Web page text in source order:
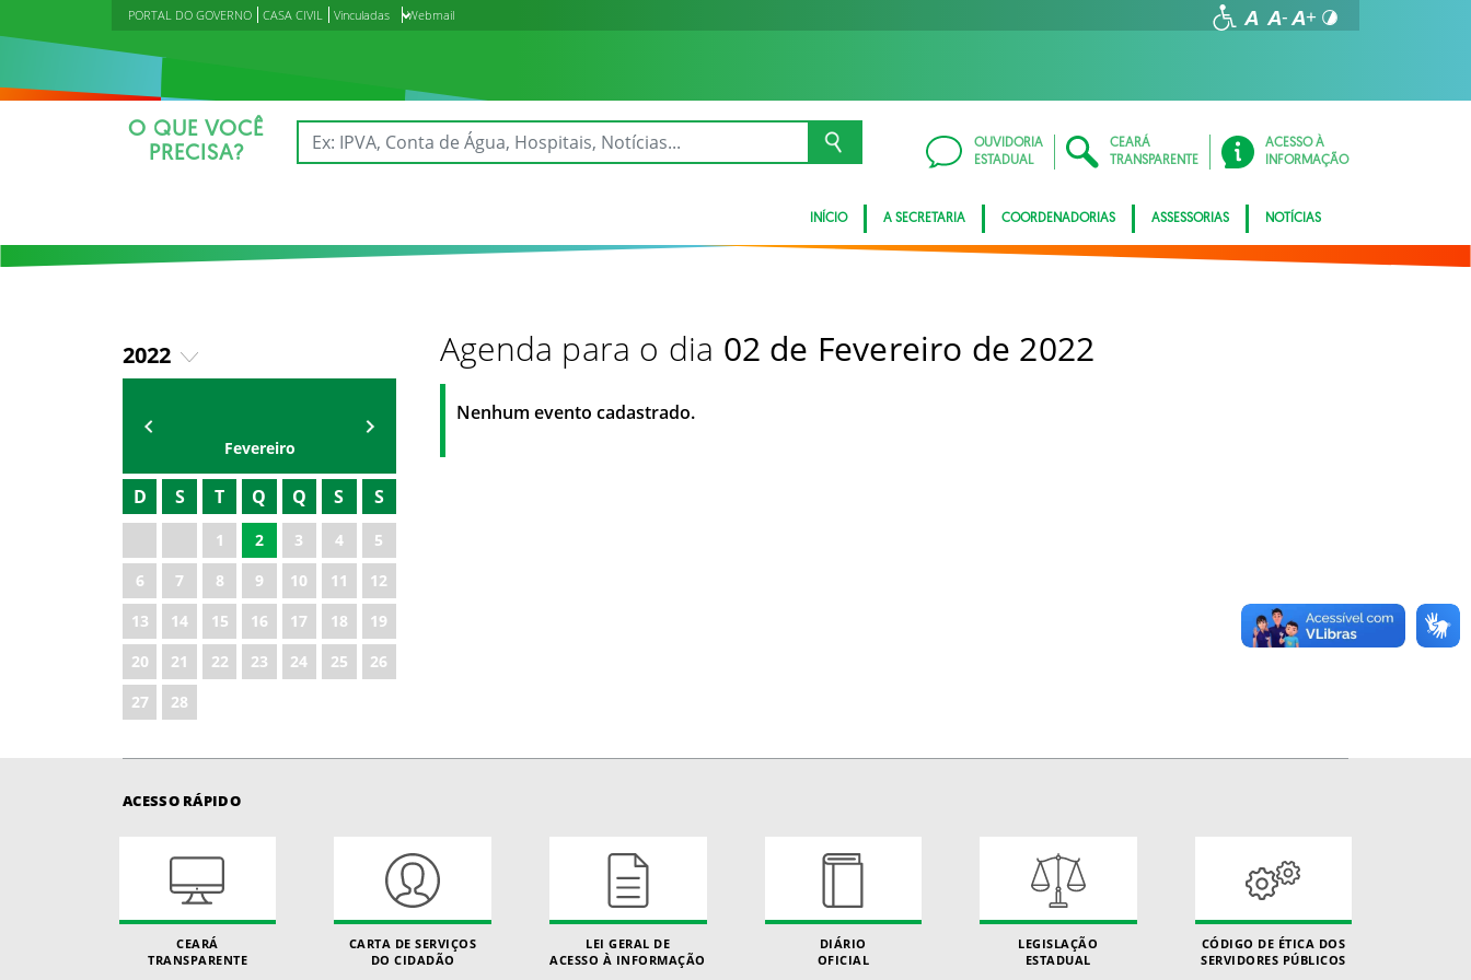
PORTAL DO GOVERNO CASA CIVIL Vinculadas Webmail
O QUE VOCÊ
PRECISA?
OUVIDORIA
ESTADUAL
CEARÁ
TRANSPARENTE
ACESSO À
INFORMAÇÃO
INÍCIO A SECRETARIA COORDENADORIAS ASSESSORIAS NOTÍCIAS
2022
2019
2020
2021
2023
2024
2025
2026
Fevereiro
D S T Q Q S S
1 2 3 4
5
6
7 8 9 10 11
12
13
14 15 16 17 18
19
20
21 22 23 24 25
26
27
28
Agenda para o dia 02 de Fevereiro de 2022
Nenhum evento cadastrado.
ACESSO RÁPIDO
CEARÁ
TRANSPARENTE
CARTA DE SERVIÇOS
DO CIDADÃO
LEI GERAL DE
ACESSO À INFORMAÇÃO
DIÁRIO
OFICIAL
LEGISLAÇÃO
ESTADUAL
CÓDIGO DE ÉTICA DOS
SERVIDORES PÚBLICOS